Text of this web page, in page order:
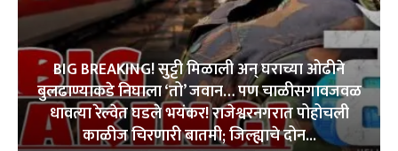
BIG BREAKING! सुट्टी मिळाली अन् घराच्या ओढीने
बुलढाण्याकडे निघाला ‘तो’ जवान… पण चाळीसगावजवळ
धावत्या रेल्वेत घडले भयंकर! राजेश्वरनगरात पोहोचली
काळीज चिरणारी बातमी; जिल्ह्याचे दोन...